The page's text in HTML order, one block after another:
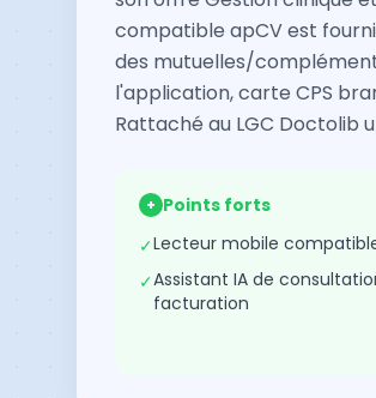
compatible apCV est
des mutuelles/
l'application, carte CPS
Rattaché au LGC Doctolib
+ Points forts
✓Lecteur mobile
✓Assistant IA de
facturation